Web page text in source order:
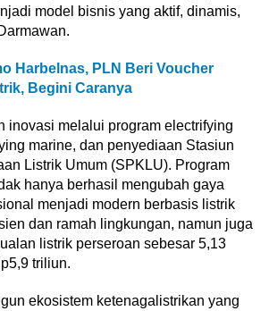
model bisnis yang aktif, dinamis,
Harbelnas, PLN Beri Voucher
Begini Caranya
inovasi melalui program electrifying
marine, dan penyediaan Stasiun
Listrik Umum (SPKLU). Program
hanya berhasil mengubah gaya
menjadi modern berbasis listrik
dan ramah lingkungan, namun juga
listrik perseroan sebesar 5,13
triliun.
ekosistem ketenagalistrikan yang